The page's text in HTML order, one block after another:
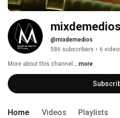
mixdemedios
@mixdemedios
586 subscribers • 6
More about this channel ...more
Home Videos Playlists